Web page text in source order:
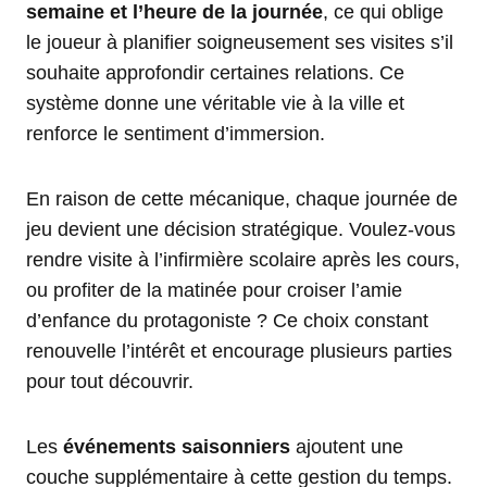
semaine et l’heure de la journée, ce qui oblige
le joueur à planifier soigneusement ses visites s’il
souhaite approfondir certaines relations. Ce
système donne une véritable vie à la ville et
renforce le sentiment d’immersion.
En raison de cette mécanique, chaque journée de
jeu devient une décision stratégique. Voulez-vous
rendre visite à l’infirmière scolaire après les cours,
ou profiter de la matinée pour croiser l’amie
d’enfance du protagoniste ? Ce choix constant
renouvelle l’intérêt et encourage plusieurs parties
pour tout découvrir.
Les événements saisonniers ajoutent une
couche supplémentaire à cette gestion du temps.